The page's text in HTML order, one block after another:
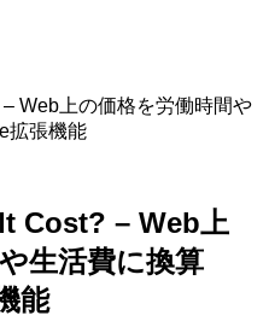
Web上の価格を労働時間や
拡張機能
Cost? – Web上
生活費に換算
能